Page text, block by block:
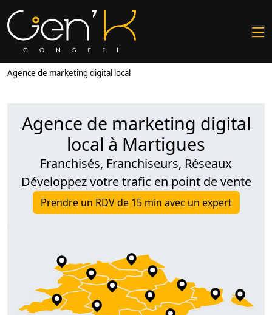
Agence de marketing digital local
Agence de marketing digital
local à Martigues
Franchisés, Franchiseurs, Réseaux
Développez votre trafic en point de vente
Prendre un RDV de 15 min avec un expert